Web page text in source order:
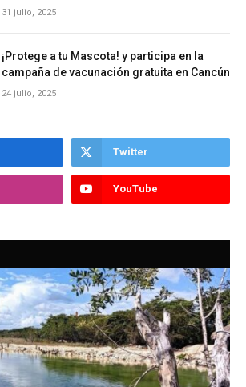
31 julio, 2025
¡Protege a tu Mascota! y participa en la
campaña de vacunación gratuita en Cancún
24 julio, 2025
Twitter
YouTube